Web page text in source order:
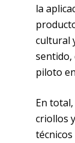
la
cultural
sentido,
piloto
En
criollos